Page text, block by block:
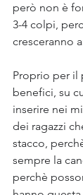
però non è
3-4 colpi,
cresceranno
Proprio per il
benefici, su
inserire nei
dei ragazzi
stacco,
sempre la
perchè